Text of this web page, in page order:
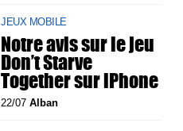
JEUX MOBILE
Notre avis sur le jeu
Don’t Starve
Together sur iPhone
22/07Alban